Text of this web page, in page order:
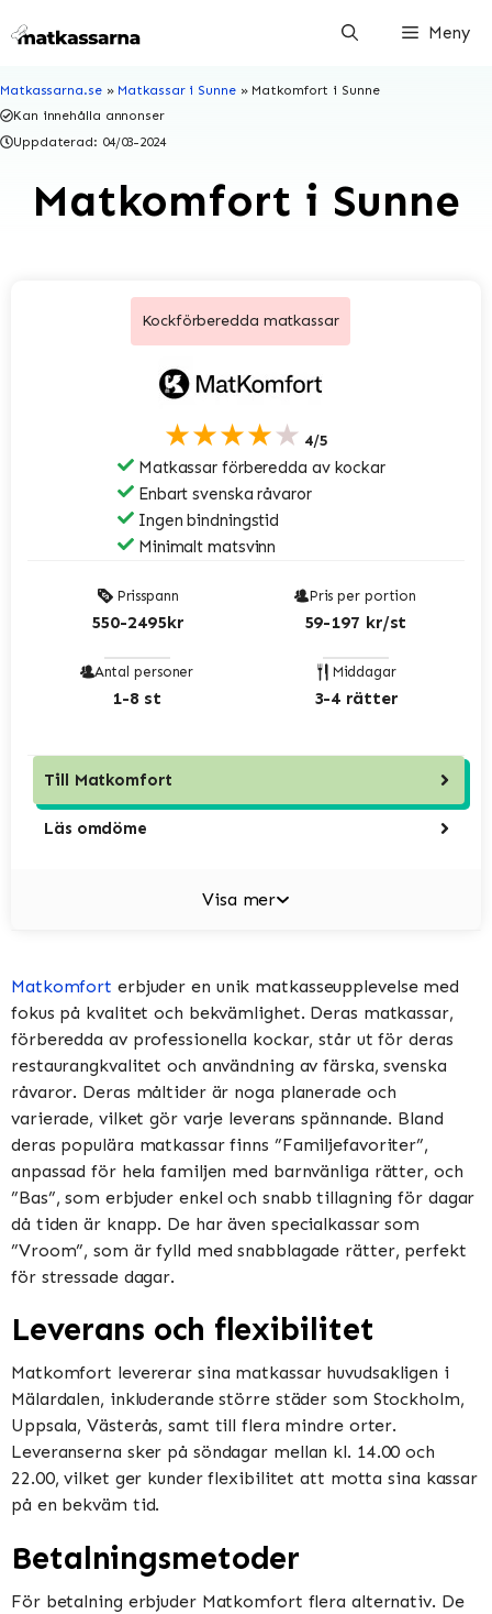
till
Meny
Matkassarna.se» Matkassar i Sunne» Matkomfort i Sunne
Kan innehålla annonser
Uppdaterad: 04/03-2024
Matkomfort i Sunne
Kockförberedda matkassar
★★★★★ 4/5
Matkassar förberedda av kockar
Enbart svenska råvaror
Ingen bindningstid
Minimalt matsvinn
Prisspann
550-2495kr
Pris per portion
59-197 kr/st
Antal personer
1-8 st
Middagar
3-4 rätter
Till Matkomfort
Läs omdöme
Visa mer
Matkomfort erbjuder en unik matkasseupplevelse med
fokus på kvalitet och bekvämlighet. Deras matkassar,
förberedda av professionella kockar, står ut för deras
restaurangkvalitet och användning av färska, svenska
råvaror. Deras måltider är noga planerade och
varierade, vilket gör varje leverans spännande. Bland
deras populära matkassar finns ”Familjefavoriter”,
anpassad för hela familjen med barnvänliga rätter, och
”Bas”, som erbjuder enkel och snabb tillagning för dagar
då tiden är knapp. De har även specialkassar som
”Vroom”, som är fylld med snabblagade rätter, perfekt
för stressade dagar​​​​.
Leverans och flexibilitet
Matkomfort levererar sina matkassar huvudsakligen i
Mälardalen, inkluderande större städer som Stockholm,
Uppsala, Västerås, samt till flera mindre orter.
Leveranserna sker på söndagar mellan kl. 14.00 och
22.00, vilket ger kunder flexibilitet att motta sina kassar
på en bekväm tid​​​​.
Betalningsmetoder
För betalning erbjuder Matkomfort flera alternativ. De